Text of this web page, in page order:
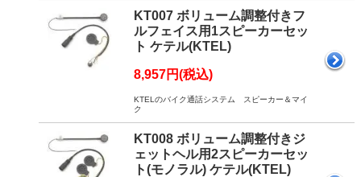
KT007 ボリューム調整付きフ
ルフェイス用1スピーカーセッ
ト ケテル(KTEL)
8,957円(税込)
KTELのバイク通話システム スピーカー＆マイ
ク
KT008 ボリューム調整付きジ
ェットヘル用2スピーカーセッ
ト(モノラル) ケテル(KTEL)